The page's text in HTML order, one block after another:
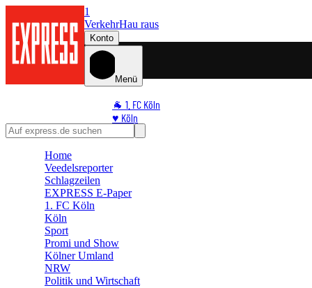
1
VerkehrHau raus
Konto
Menü
🐐 1. FC Köln
♥️ Köln
🛒 Shoppingwelt
Home
Veedelsreporter
Schlagzeilen
EXPRESS E-Paper
1. FC Köln
Köln
Sport
Promi und Show
Kölner Umland
NRW
Politik und Wirtschaft